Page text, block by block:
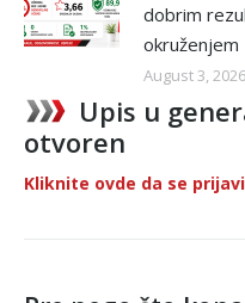
dobrim
okruženjem
August 3, 2026
Upis u
otvoren
Kliknite ovde da se